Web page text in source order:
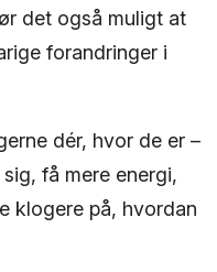
det også muligt at
forandringer i
dér, hvor de er –
få mere energi,
klogere på, hvordan